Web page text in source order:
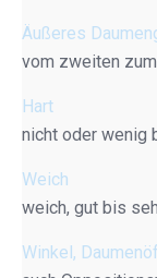
Äußeres
vom zweiten
Hart
nicht oder wenig
Weich
weich, gut bis
Winkel,